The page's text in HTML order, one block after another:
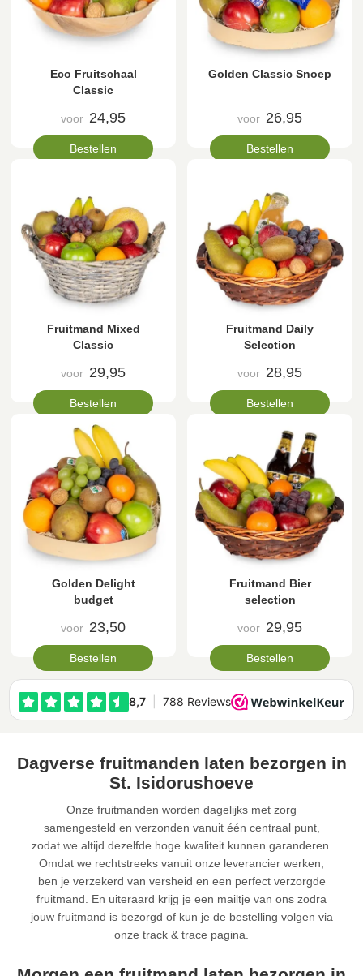
Eco Fruitschaal
Classic
voor 24,95
Bestellen
Golden Classic Snoep
voor 26,95
Bestellen
Fruitmand Mixed
Classic
voor 29,95
Bestellen
Fruitmand Daily
Selection
voor 28,95
Bestellen
Golden Delight
budget
voor 23,50
Bestellen
Fruitmand Bier
selection
voor 29,95
Bestellen
Dagverse fruitmanden laten bezorgen in
St. Isidorushoeve
Onze fruitmanden worden dagelijks met zorg
samengesteld en verzonden vanuit één centraal punt,
zodat we altijd dezelfde hoge kwaliteit kunnen garanderen.
Omdat we rechtstreeks vanuit onze leverancier werken,
ben je verzekerd van versheid en een perfect verzorgde
fruitmand. En uiteraard krijg je een mailtje van ons zodra
jouw fruitmand is bezorgd of kun je de bestelling volgen via
onze track & trace pagina.